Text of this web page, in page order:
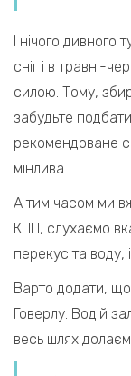
І нічого дивного
сніг і в травні-
силою. Тому,
забудьте
рекомендоване
мінлива.
А тим часом ми
КПП, слухаємо
перекус та воду,
Варто додати,
Говерлу. Водій
весь шлях